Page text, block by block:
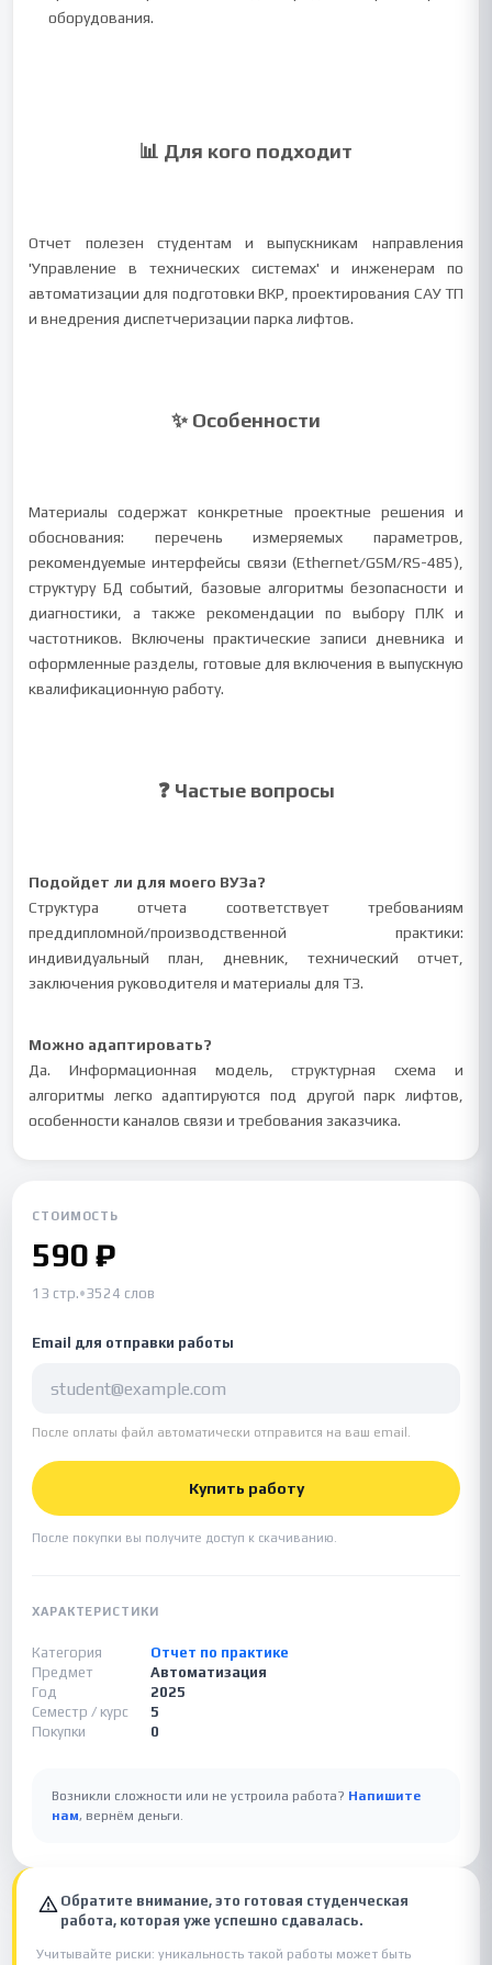
оборудования.
📊 Для кого подходит
Отчет полезен студентам и выпускникам направления
'Управление в технических системах' и инженерам по
автоматизации для подготовки ВКР, проектирования САУ ТП
и внедрения диспетчеризации парка лифтов.
✨ Особенности
Материалы содержат конкретные проектные решения и
обоснования: перечень измеряемых параметров,
рекомендуемые интерфейсы связи (Ethernet/GSM/RS-485),
структуру БД событий, базовые алгоритмы безопасности и
диагностики, а также рекомендации по выбору ПЛК и
частотников. Включены практические записи дневника и
оформленные разделы, готовые для включения в выпускную
квалификационную работу.
❓ Частые вопросы
Подойдет ли для моего ВУЗа?
Структура отчета соответствует требованиям
преддипломной/производственной практики:
индивидуальный план, дневник, технический отчет,
заключения руководителя и материалы для ТЗ.
Можно адаптировать?
Да. Информационная модель, структурная схема и
алгоритмы легко адаптируются под другой парк лифтов,
особенности каналов связи и требования заказчика.
СТОИМОСТЬ
590 ₽
13 стр.•3524 слов
Email для отправки работы
После оплаты файл автоматически отправится на ваш email.
Купить работу
После покупки вы получите доступ к скачиванию.
ХАРАКТЕРИСТИКИ
Категория
Отчет по практике
Предмет
Автоматизация
Год
2025
Семестр / курс
5
Покупки
0
Возникли сложности или не устроила работа? Напишите
нам, вернём деньги.
Обратите внимание, это готовая студенческая
работа, которая уже успешно сдавалась.
Учитывайте риски: уникальность такой работы может быть